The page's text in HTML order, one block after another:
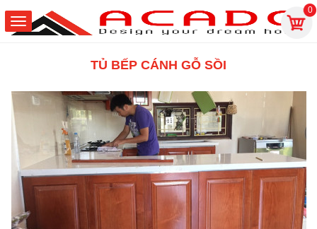
0
TỦ BẾP CÁNH GỖ SỒI